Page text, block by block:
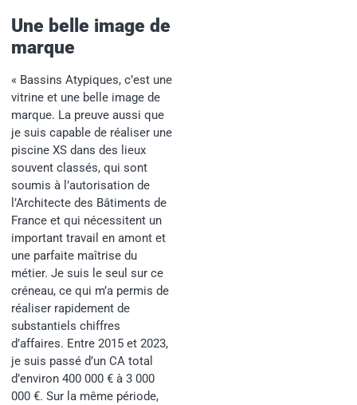
Une belle image de
marque
« Bassins Atypiques, c’est une
vitrine et une belle image de
marque. La preuve aussi que
je suis capable de réaliser une
piscine XS dans des lieux
souvent classés, qui sont
soumis à l’autorisation de
l’Architecte des Bâtiments de
France et qui nécessitent un
important travail en amont et
une parfaite maîtrise du
métier. Je suis le seul sur ce
créneau, ce qui m’a permis de
réaliser rapidement de
substantiels chiffres
d’affaires. Entre 2015 et 2023,
je suis passé d’un CA total
d’environ 400 000 € à 3 000
000 €. Sur la même période,